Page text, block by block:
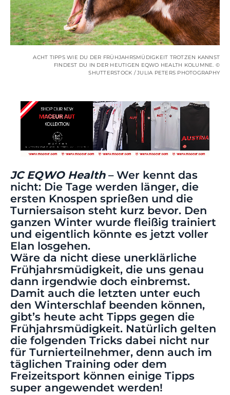
ACHT TIPPS WIE DU DER FRÜHJAHRSMÜDIGKEIT TROTZEN KANNST
FINDEST DU IN DER HEUTIGEN EQWO HEALTH KOLUMNE. ©
SHUTTERSTOCK / JULIA PETERS PHOTOGRAPHY
JC EQWO Health – Wer kennt das
nicht: Die Tage werden länger, die
ersten Knospen sprießen und die
Turniersaison steht kurz bevor. Den
ganzen Winter wurde fleißig trainiert
und eigentlich könnte es jetzt voller
Elan losgehen.
Wäre da nicht diese unerklärliche
Frühjahrsmüdigkeit, die uns genau
dann irgendwie doch einbremst.
Damit auch die letzten unter euch
den Winterschlaf beenden können,
gibt’s heute acht Tipps gegen die
Frühjahrsmüdigkeit. Natürlich gelten
die folgenden Tricks dabei nicht nur
für Turnierteilnehmer, denn auch im
täglichen Training oder dem
Freizeitsport können einige Tipps
super angewendet werden!